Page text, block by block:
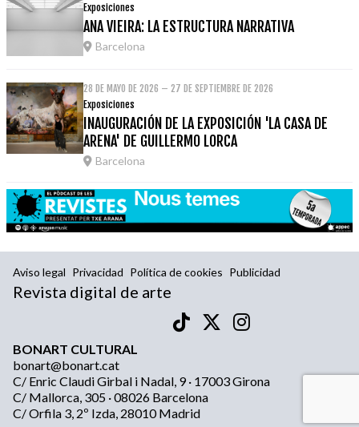
Exposiciones
ANA VIEIRA: LA ESTRUCTURA NARRATIVA
Barcelona
28 DE MAYO DE 2026 – 27 DE SEPTIEMBRE DE 2026
Exposiciones
INAUGURACIÓN DE LA EXPOSICIÓN 'LA CASA DE
ARENA' DE GUILLERMO LORCA
Barcelona
Aviso legal Privacidad Política de cookies Publicidad
Revista digital de arte
BONART CULTURAL
bonart@bonart.cat
C/ Enric Claudi Girbal i Nadal, 9 · 17003 Girona
C/ Mallorca, 305 · 08026 Barcelona
C/ Orfila 3, 2º Izda, 28010 Madrid